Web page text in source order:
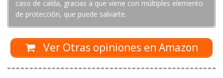
caso de caída, gracias a que viene con múltiples elemento
de protección, que puede salvarte.
Ver Otras opiniones en Amazon